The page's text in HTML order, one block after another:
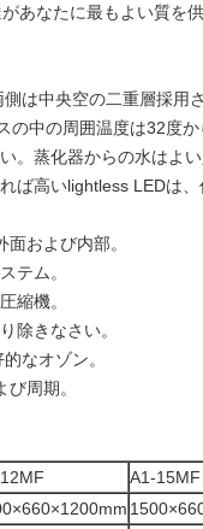
あなたに最もよい質を
は中央空の二重層採用
の中の周囲温度は32度
。蒸化器からの水はよ
ば高いlightless LEDは
および内部。
テム。
縮機。
除きなさい。
なオゾン。
周期。
A1-15MF